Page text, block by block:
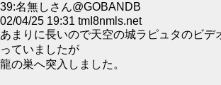
39:名無しさん@GOBANDB
02/04/25 19:31 tmI8nmls.net
あまりに長いので天空の城ラピュタのビデ
っていましたが
龍の巣へ突入しました。